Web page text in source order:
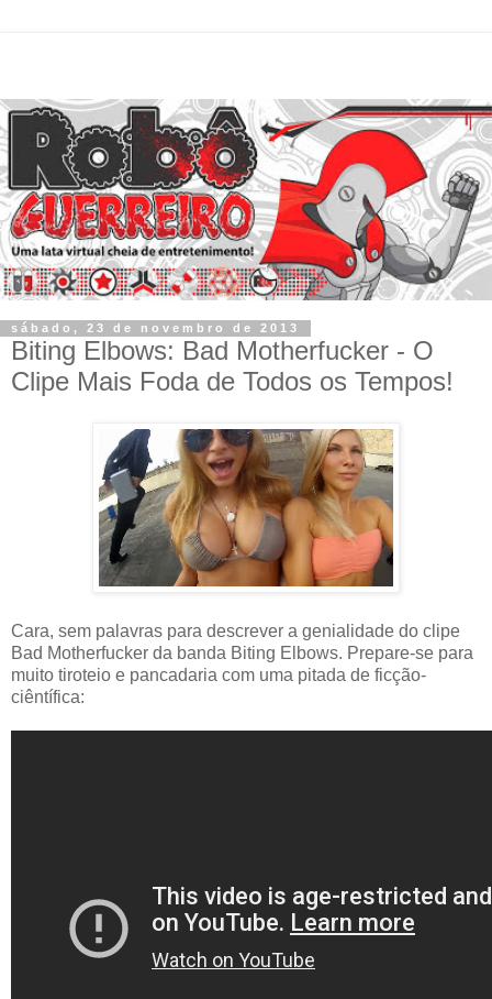
sábado, 23 de novembro de 2013
Biting Elbows: Bad Motherfucker - O
Clipe Mais Foda de Todos os Tempos!
Cara, sem palavras para descrever a genialidade do clipe
Bad Motherfucker da banda Biting Elbows. Prepare-se para
muito tiroteio e pancadaria com uma pitada de ficção-
ciêntífica: